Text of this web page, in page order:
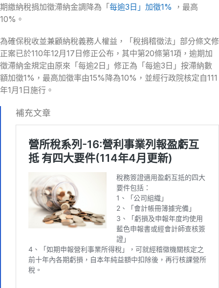
期繳納稅捐加徵滯納金調降為「每逾3日」加徵1%
，最高
10%。
為確保稅收並兼顧納稅義務人權益，「稅捐稽徵法」部分條文修
正案已於110年12月17日修正公布，其中第20條第1項，逾期加
徵滯納金規定由原來「每逾2日」修正為「每逾3日」按滯納數
額加徵1%，最高加徵率由15%降為10%，並經行政院核定自111
年1月1日施行。
補充文章